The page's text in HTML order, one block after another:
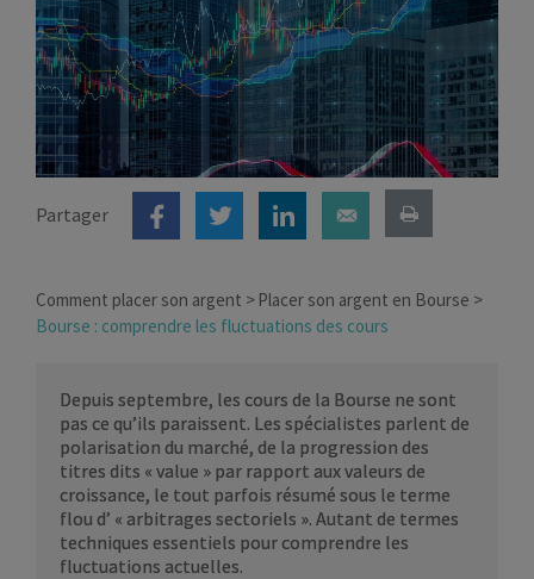
Partager
Comment placer son argent
Placer son argent en Bourse
Bourse : comprendre les fluctuations des cours
Depuis septembre, les cours de la Bourse ne sont
pas ce qu’ils paraissent. Les spécialistes parlent de
polarisation du marché, de la progression des
titres dits « value » par rapport aux valeurs de
croissance, le tout parfois résumé sous le terme
flou d’ « arbitrages sectoriels ». Autant de termes
techniques essentiels pour comprendre les
fluctuations actuelles.